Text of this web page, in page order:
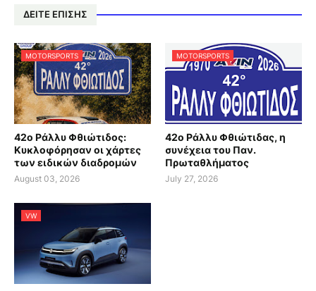
ΔΕΙΤΕ ΕΠΙΣΗΣ
MOTORSPORTS
42ο Ράλλυ Φθιώτιδος:
Κυκλοφόρησαν οι χάρτες
των ειδικών διαδρομών
August 03, 2026
MOTORSPORTS
42ο Ράλλυ Φθιώτιδας, η
συνέχεια του Παν.
Πρωταθλήματος
July 27, 2026
VW